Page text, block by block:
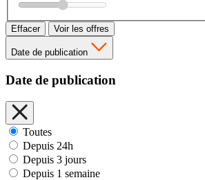
Effacer Voir les offres
Date de publication
Date de publication
Toutes
Depuis 24h
Depuis 3 jours
Depuis 1 semaine